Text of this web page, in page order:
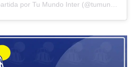
por Tu Mundo Inter (@tumundointer)